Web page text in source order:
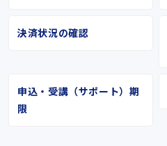
決済状況の確認
申込・受講（サポート）期
限